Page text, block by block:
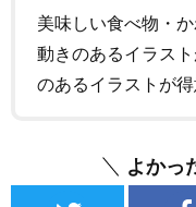
美味しい食べ物・
動きのあるイラス
のあるイラストが得
よかっ